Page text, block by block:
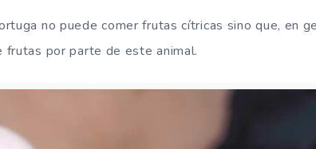
no puede comer frutas cítricas sino que, en
frutas por parte de este animal.